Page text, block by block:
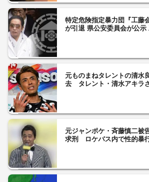
特定危険指定暴力団『工藤
が引退 県公安委員会が公示
元ものまねタレントの清水
去 タレント・清水アキラ
元ジャンポケ・斉藤慎二被
求刑 ロケバス内で性的暴